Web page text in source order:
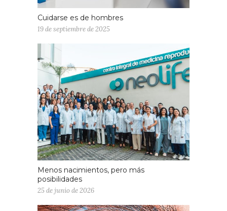
Cuidarse es de hombres
19 de septiembre de 2025
Menos nacimientos, pero más
posibilidades
25 de junio de 2026